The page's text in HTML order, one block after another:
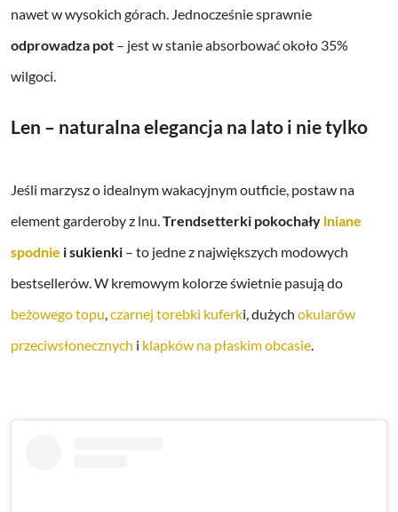
nawet w wysokich górach. Jednocześnie sprawnie
odprowadza pot – jest w stanie absorbować około 35%
wilgoci.
Len – naturalna elegancja na lato i nie tylko
Jeśli marzysz o idealnym wakacyjnym outficie, postaw na
element garderoby z lnu.Trendsetterki pokochały lniane
spodnie i sukienki – to jedne z największych modowych
bestsellerów. W kremowym kolorze świetnie pasują do
beżowego topu,czarnej torebki kuferki, dużych okularów
przeciwsłonecznych i klapków na płaskim obcasie.